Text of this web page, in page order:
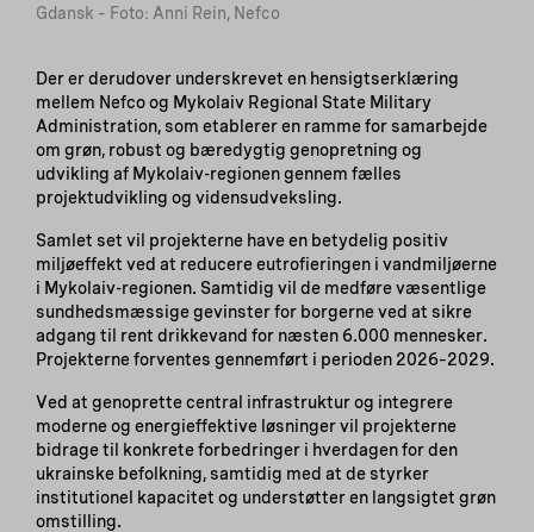
Gdansk – Foto: Anni Rein, Nefco
Der er derudover underskrevet en hensigtserklæring
mellem Nefco og Mykolaiv Regional State Military
Administration, som etablerer en ramme for samarbejde
om grøn, robust og bæredygtig genopretning og
udvikling af Mykolaiv-regionen gennem fælles
projektudvikling og vidensudveksling.
Samlet set vil projekterne have en betydelig positiv
miljøeffekt ved at reducere eutrofieringen i vandmiljøerne
i Mykolaiv-regionen. Samtidig vil de medføre væsentlige
sundhedsmæssige gevinster for borgerne ved at sikre
adgang til rent drikkevand for næsten 6.000 mennesker.
Projekterne forventes gennemført i perioden 2026–2029.
Ved at genoprette central infrastruktur og integrere
moderne og energieffektive løsninger vil projekterne
bidrage til konkrete forbedringer i hverdagen for den
ukrainske befolkning, samtidig med at de styrker
institutionel kapacitet og understøtter en langsigtet grøn
omstilling.